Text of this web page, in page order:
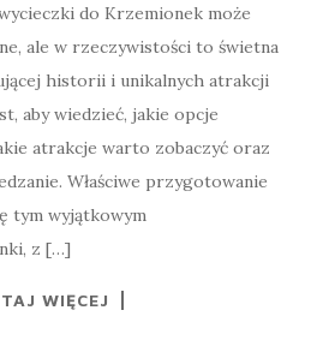
do Krzemionek może
ale w rzeczywistości to świetna
historii i unikalnych atrakcji
aby wiedzieć, jakie opcje
atrakcje warto zobaczyć oraz
Właściwe przygotowanie
tym wyjątkowym
z […]
WIĘCEJ